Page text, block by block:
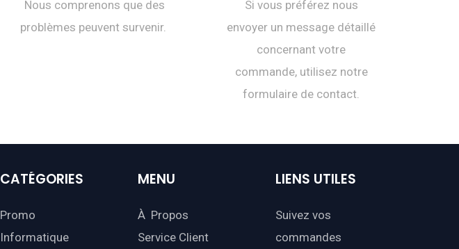
Nous comprenons que des
problèmes peuvent survenir.
Si vous préférez nous
envoyer un message détaillé
concernant votre
commande, utilisez notre
formulaire de contact.
CATÉGORIES
Promo
Informatique
MENU
À Propos
Service Client
LIENS UTILES
Suivez vos
commandes